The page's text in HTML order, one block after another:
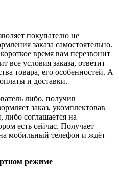
покупателю не
заказа самостоятельно.
время вам перезвонит
все условия заказа, ответит
товара, его особенностей. А
и доставки.
либо, получив
заказ, укомплектовав
соглашается на
есть сейчас. Получает
мобильный телефон и ждёт
режиме